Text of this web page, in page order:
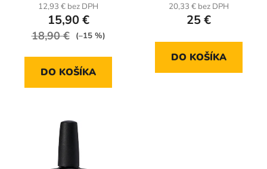
12,93 € bez DPH
15,90 €
18,90 € (–15 %)
DO KOŠÍKA
20,33 € bez DPH
25 €
DO KOŠÍKA